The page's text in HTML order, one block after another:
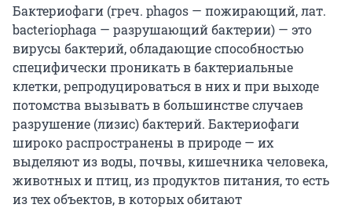
Бактериофаги (греч. phagos — пожирающий, лат.
bacteriophaga — разрушающий бактерии) — это
вирусы бактерий, обладающие способностью
специфически проникать в бактериальные
клетки, репродуцироваться в них и при выходе
потомства вызывать в большинстве случаев
разрушение (лизис) бактерий. Бактериофаги
широко распространены в природе — их
выделяют из воды, почвы, кишечника человека,
животных и птиц, из продуктов питания, то есть
из тех объектов, в которых обитают